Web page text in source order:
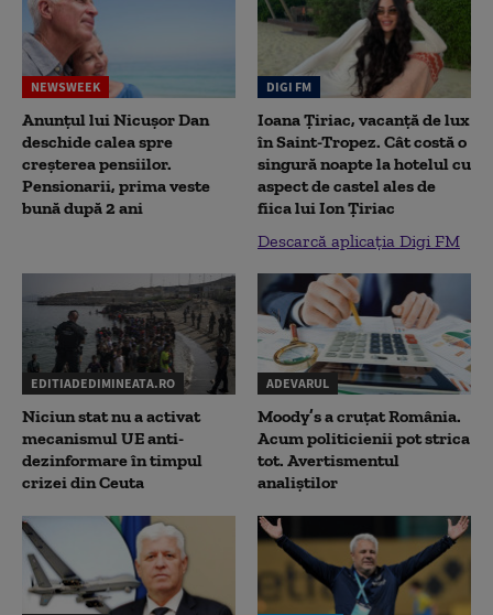
NEWSWEEK
Anunțul lui Nicușor Dan
deschide calea spre
creșterea pensiilor.
Pensionarii, prima veste
bună după 2 ani
DIGI FM
Ioana Țiriac, vacanță de lux
în Saint-Tropez. Cât costă o
singură noapte la hotelul cu
aspect de castel ales de
fiica lui Ion Țiriac
Descarcă aplicația Digi FM
EDITIADEDIMINEATA.RO
Niciun stat nu a activat
mecanismul UE anti-
dezinformare în timpul
crizei din Ceuta
ADEVARUL
Moody’s a cruțat România.
Acum politicienii pot strica
tot. Avertismentul
analiștilor